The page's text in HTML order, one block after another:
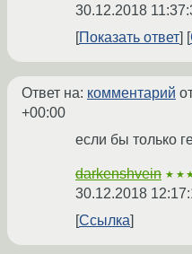
30.12.2018
Показать ответ
Ответ на: комментарий
+00:00
если бы только
darkenshvein
30.12.2018
Ссылка